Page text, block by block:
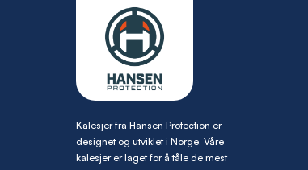
Kalesjer fra Hansen Protection er
designet og utviklet i Norge. Våre
kalesjer er laget for å tåle de mest